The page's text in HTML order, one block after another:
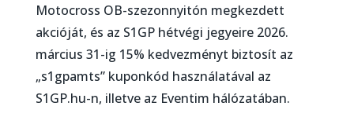
Motocross OB-szezonnyitón megkezdett
akcióját, és az S1GP hétvégi jegyeire 2026.
március 31-ig 15% kedvezményt biztosít az
„s1gpamts” kuponkód használatával az
S1GP.hu-n, illetve az Eventim hálózatában.